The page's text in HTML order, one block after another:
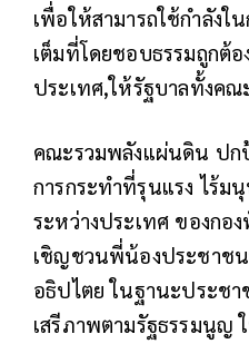
เพื่อให้สามารถใช้กำลังใ
เต็มที่โดยชอบธรรมถูกต้อ
ประเทศ,ให้รัฐบาลทั้งค
คณะรวมพลังแผ่นดิน ปก
การกระทำที่รุนแรง ไร้ม
ระหว่างประเทศ ของก
เชิญชวนพี่น้องประชาช
อธิปไตย ในฐานะประช
เสรีภาพตามรัฐธรรมนูญ